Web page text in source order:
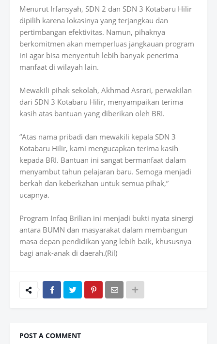
Menurut Irfansyah, SDN 2 dan SDN 3 Kotabaru Hilir
dipilih karena lokasinya yang terjangkau dan
pertimbangan efektivitas. Namun, pihaknya
berkomitmen akan memperluas jangkauan program
ini agar bisa menyentuh lebih banyak penerima
manfaat di wilayah lain.
Mewakili pihak sekolah, Akhmad Asrari, perwakilan
dari SDN 3 Kotabaru Hilir, menyampaikan terima
kasih atas bantuan yang diberikan oleh BRI.
“Atas nama pribadi dan mewakili kepala SDN 3
Kotabaru Hilir, kami mengucapkan terima kasih
kepada BRI. Bantuan ini sangat bermanfaat dalam
menyambut tahun pelajaran baru. Semoga menjadi
berkah dan keberkahan untuk semua pihak,”
ucapnya.
Program Infaq Brilian ini menjadi bukti nyata sinergi
antara BUMN dan masyarakat dalam membangun
masa depan pendidikan yang lebih baik, khususnya
bagi anak-anak di daerah.(Ril)
POST A COMMENT